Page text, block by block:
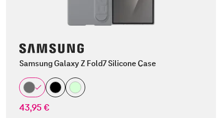
Samsung Galaxy Z Fold7 Silicone Case
43,95 €